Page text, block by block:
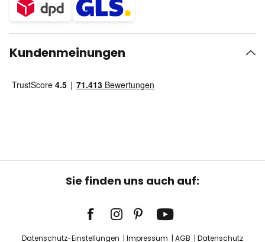
Kundenmeinungen
Sie finden uns auch auf:
Datenschutz-Einstellungen Impressum AGB Datenschutz